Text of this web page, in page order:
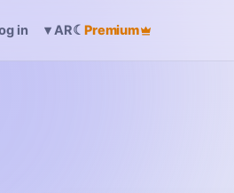
Premium
☾
AR
▾
in